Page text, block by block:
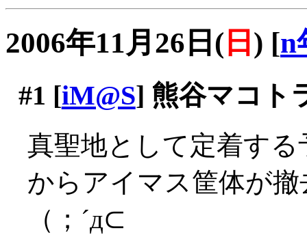
2006年11月26日( 日 ) [n
#1 [iM@S] 熊谷マコト
真聖地として定着す
からアイマス筐体が
（；´д⊂